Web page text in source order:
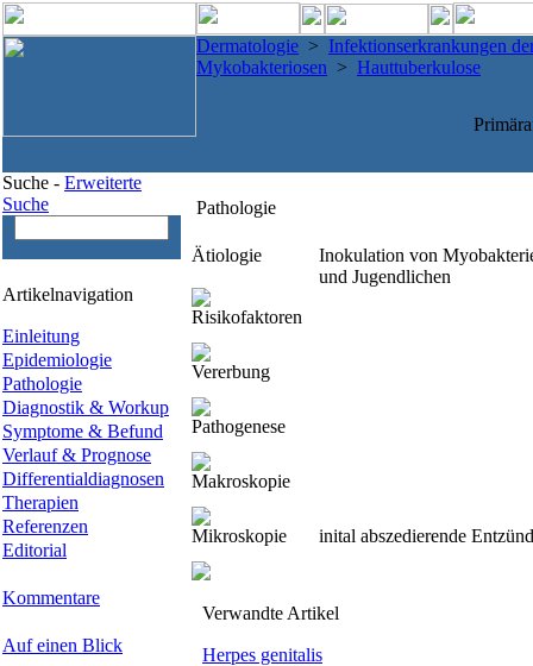
Dermatologie > Infektionserkrankungen
Mykobakteriosen > Hauttuberkulose
Suche - Erweiterte
Suche
Artikelnavigation
Einleitung
Epidemiologie
Pathologie
Diagnostik & Workup
Symptome & Befund
Verlauf & Prognose
Differentialdiagnosen
Therapien
Referenzen
Editorial
Kommentare
Auf einen Blick
Pathologie
Ätiologie
Inokulation von
und Jugendlichen
Risikofaktoren
Vererbung
Pathogenese
Makroskopie
Mikroskopie inital abszedierende
Verwandte Artikel
Herpes genitalis